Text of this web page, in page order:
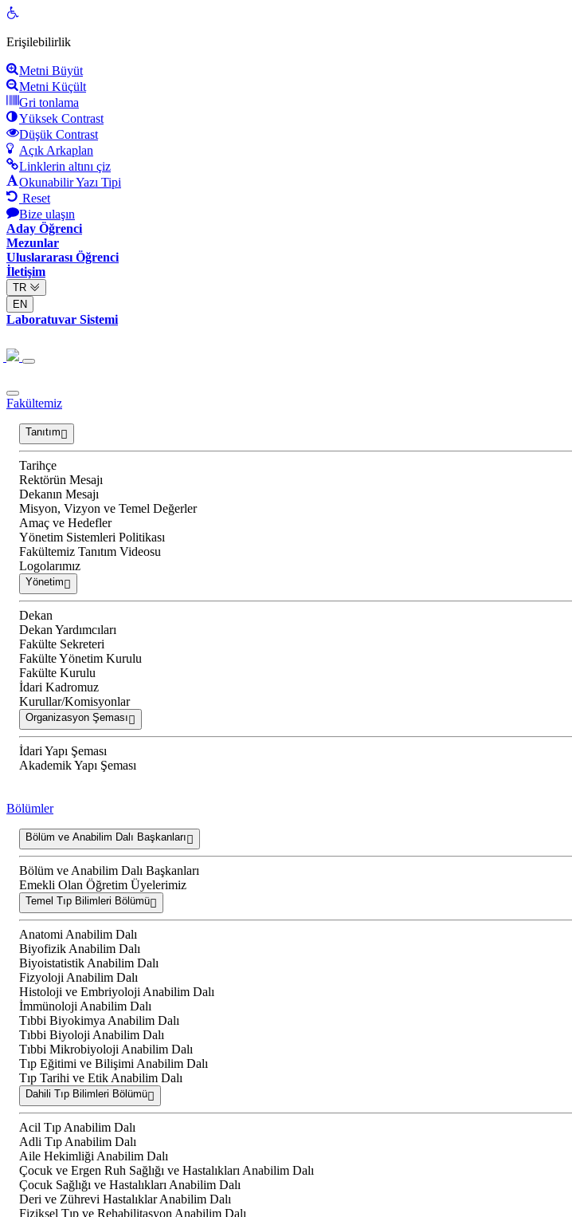
Open
Erişilebilirlik
Metni Büyüt
Metni Küçült
Gri tonlama
Yüksek Contrast
Düşük Contrast
Açık Arkaplan
Linklerin altını çiz
Okunabilir Yazı Tipi
Reset
Bize ulaşın
Aday Öğrenci
Mezunlar
Uluslararası Öğrenci
İletişim
TR
EN
Laboratuvar Sistemi
Fakültemiz
Tanıtım
Tarihçe
Rektörün Mesajı
Dekanın Mesajı
Misyon, Vizyon ve Temel Değerler
Amaç ve Hedefler
Yönetim Sistemleri Politikası
Fakültemiz Tanıtım Videosu
Logolarımız
Yönetim
Dekan
Dekan Yardımcıları
Fakülte Sekreteri
Fakülte Yönetim Kurulu
Fakülte Kurulu
İdari Kadromuz
Kurullar/Komisyonlar
Organizasyon Şeması
İdari Yapı Şeması
Akademik Yapı Şeması
Bölümler
Bölüm ve Anabilim Dalı Başkanları
Bölüm ve Anabilim Dalı Başkanları
Emekli Olan Öğretim Üyelerimiz
Temel Tıp Bilimleri Bölümü
Anatomi Anabilim Dalı
Biyofizik Anabilim Dalı
Biyoistatistik Anabilim Dalı
Fizyoloji Anabilim Dalı
Histoloji ve Embriyoloji Anabilim Dalı
İmmünoloji Anabilim Dalı
Tıbbi Biyokimya Anabilim Dalı
Tıbbi Biyoloji Anabilim Dalı
Tıbbi Mikrobiyoloji Anabilim Dalı
Tıp Eğitimi ve Bilişimi Anabilim Dalı
Tıp Tarihi ve Etik Anabilim Dalı
Dahili Tıp Bilimleri Bölümü
Acil Tıp Anabilim Dalı
Adli Tıp Anabilim Dalı
Aile Hekimliği Anabilim Dalı
Çocuk ve Ergen Ruh Sağlığı ve Hastalıkları Anabilim Dalı
Çocuk Sağlığı ve Hastalıkları Anabilim Dalı
Deri ve Zührevi Hastalıklar Anabilim Dalı
Fiziksel Tıp ve Rehabilitasyon Anabilim Dalı